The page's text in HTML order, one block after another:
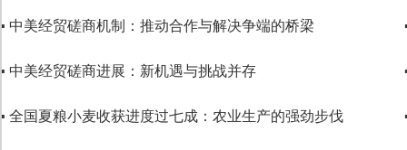
▪ 中美经贸磋商机制：推动合作与解决争端的桥梁
▪ 中美经贸磋商进展：新机遇与挑战并存
▪ 全国夏粮小麦收获进度过七成：农业生产的强劲步伐